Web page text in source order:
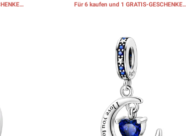
Für 6 kaufen und 1 GRATIS-GESCHENKE